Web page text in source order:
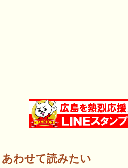
あわせて読みたい